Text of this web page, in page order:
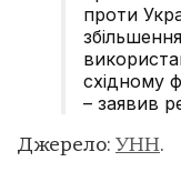
проти
східному
– заявив
Джерело: УНН.